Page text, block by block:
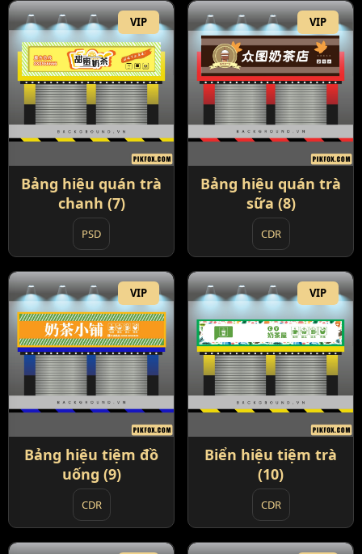
VIP
Bảng hiệu quán trà
chanh (7)
PSD
VIP
Bảng hiệu quán trà
sữa (8)
CDR
VIP
Bảng hiệu tiệm đồ
uống (9)
CDR
VIP
Biển hiệu tiệm trà
(10)
CDR